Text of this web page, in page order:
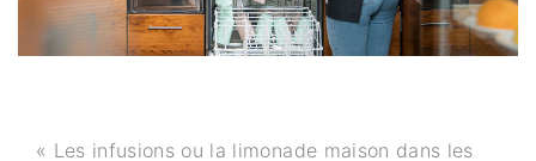
« Les infusions ou la limonade maison dans les